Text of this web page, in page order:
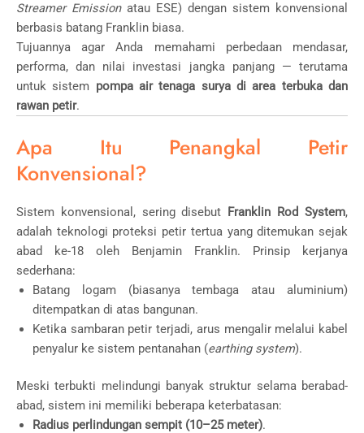
Streamer Emissionatau ESE) dengan sistem konvensional
berbasis batang Franklin biasa.
Tujuannya agar Anda memahami perbedaan mendasar,
performa, dan nilai investasi jangka panjang — terutama
untuk sistem pompa air tenaga surya di area terbuka dan
rawan petir.
Apa Itu Penangkal Petir
Konvensional?
Sistem konvensional, sering disebut Franklin Rod System,
adalah teknologi proteksi petir tertua yang ditemukan sejak
abad ke-18 oleh Benjamin Franklin. Prinsip kerjanya
sederhana:
Batang logam (biasanya tembaga atau aluminium)
ditempatkan di atas bangunan.
Ketika sambaran petir terjadi, arus mengalir melalui kabel
penyalur ke sistem pentanahan (earthing system).
Meski terbukti melindungi banyak struktur selama berabad-
abad, sistem ini memiliki beberapa keterbatasan:
Radius perlindungan sempit (10–25 meter).